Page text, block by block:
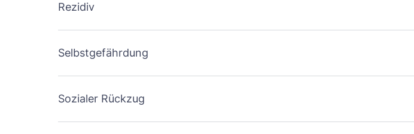
Rezidiv
Selbstgefährdung
Sozialer Rückzug